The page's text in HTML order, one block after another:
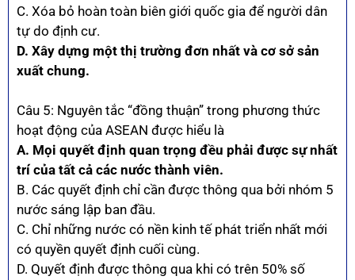
C. Xóa bỏ hoàn toàn biên giới quốc gia để người dân
tự do định cư.
D. Xây dựng một thị trường đơn nhất và cơ sở sản
xuất chung.
Câu 5: Nguyên tắc “đồng thuận” trong phương thức
hoạt động của ASEAN được hiểu là
A. Mọi quyết định quan trọng đều phải được sự nhất
trí của tất cả các nước thành viên.
B. Các quyết định chỉ cần được thông qua bởi nhóm 5
nước sáng lập ban đầu.
C. Chỉ những nước có nền kinh tế phát triển nhất mới
có quyền quyết định cuối cùng.
D. Quyết định được thông qua khi có trên 50% số